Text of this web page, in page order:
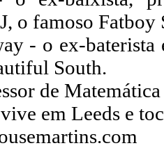
o famoso Fatboy
- o ex-
South.
de
em Leeds e